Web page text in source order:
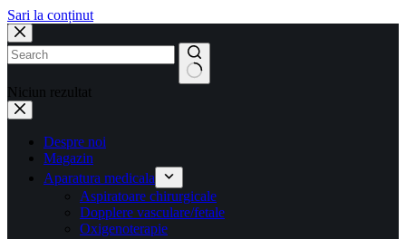
Sari la conținut
Niciun rezultat
Despre noi
Magazin
Aparatura medicala
Aspiratoare chirurgicale
Dopplere vasculare/fetale
Oxigenoterapie